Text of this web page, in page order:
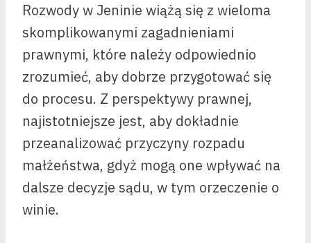
Rozwody w Jeninie wiążą się z wieloma
skomplikowanymi zagadnieniami
prawnymi, które należy odpowiednio
zrozumieć, aby dobrze przygotować się
do procesu. Z perspektywy prawnej,
najistotniejsze jest, aby dokładnie
przeanalizować przyczyny rozpadu
małżeństwa, gdyż mogą one wpływać na
dalsze decyzje sądu, w tym orzeczenie o
winie.